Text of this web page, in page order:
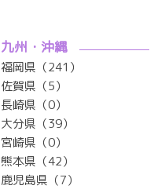
九州・沖縄
福岡県（241）
佐賀県（5）
長崎県（0）
大分県（39）
宮崎県（0）
熊本県（42）
鹿児島県（7）